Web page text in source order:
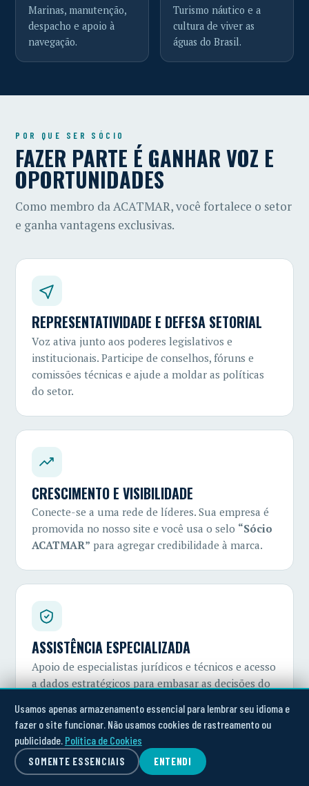
Marinas, manutenção,
despacho e apoio à
navegação.
Turismo náutico e a
cultura de viver as
águas do Brasil.
POR QUE SER SÓCIO
FAZER PARTE É GANHAR VOZ E
OPORTUNIDADES
Como membro da ACATMAR, você fortalece o setor
e ganha vantagens exclusivas.
REPRESENTATIVIDADE E DEFESA SETORIAL
Voz ativa junto aos poderes legislativos e
institucionais. Participe de conselhos, fóruns e
comissões técnicas e ajude a moldar as políticas
do setor.
CRESCIMENTO E VISIBILIDADE
Conecte-se a uma rede de líderes. Sua empresa é
promovida no nosso site e você usa o selo “Sócio
ACATMAR” para agregar credibilidade à marca.
ASSISTÊNCIA ESPECIALIZADA
Apoio de especialistas jurídicos e técnicos e acesso
a dados estratégicos para embasar as decisões do
Usamos apenas armazenamento essencial para lembrar seu idioma e
fazer o site funcionar. Não usamos cookies de rastreamento ou
publicidade. Política de Cookies
SOMENTE ESSENCIAIS ENTENDI